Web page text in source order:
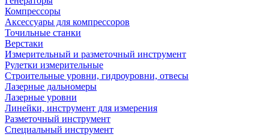
Компрессоры
Аксессуары для компрессоров
Точильные станки
Верстаки
Измерительный и разметочный инструмент
Рулетки измерительные
Строительные уровни, гидроуровни, отвесы
Лазерные дальномеры
Лазерные уровни
Линейки, инструмент для измерения
Разметочный инструмент
Специальный инструмент